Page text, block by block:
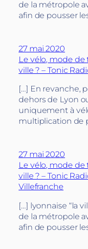
de la métropole
afin de pousser
27 mai 2020
Le vélo, mode
ville ? – Tonic
[…] En revanche,
dehors de Lyon
uniquement à
multiplication de
27 mai 2020
Le vélo, mode
ville ? – Tonic
Villefranche
[…] lyonnaise “la
de la métropole
afin de pousser